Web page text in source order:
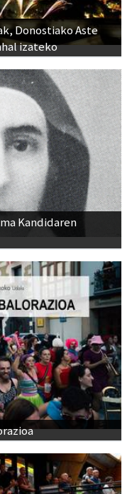
Donostiako Aste
izateko
Kandidaren